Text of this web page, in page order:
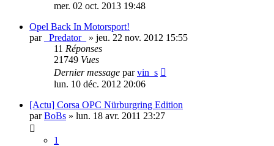
mer. 02 oct. 2013 19:48
Opel Back In Motorsport!
par
_Predator_ » jeu. 22 nov. 2012 15:55
11 Réponses
21749 Vues
Dernier message parvin_s
lun. 10 déc. 2012 20:06
[Actu] Corsa OPC Nürburgring Edition
parBoBs » lun. 18 avr. 2011 23:27
1